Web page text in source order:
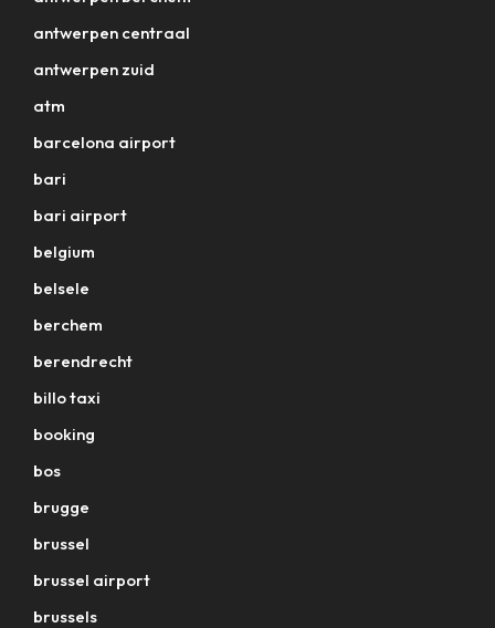
antwerpen centraal
antwerpen zuid
atm
barcelona airport
bari
bari airport
belgium
belsele
berchem
berendrecht
billo taxi
booking
bos
brugge
brussel
brussel airport
brussels